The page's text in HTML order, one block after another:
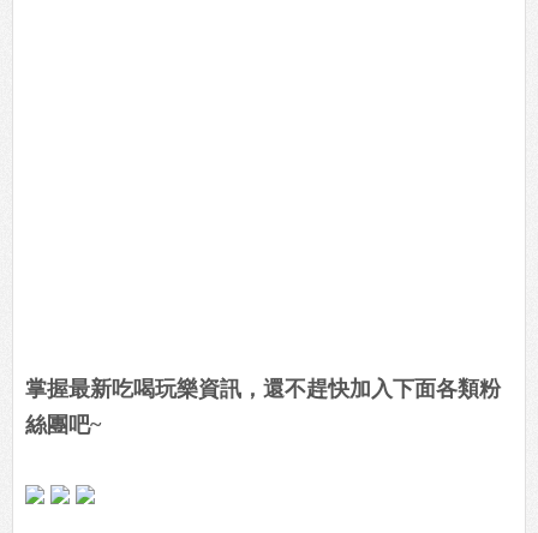
掌握最新吃喝玩樂資訊，還不趕快加入下面各類粉
絲團吧~